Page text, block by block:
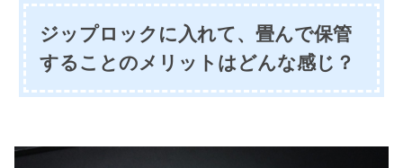
ジップロックに入れて、畳んで保管
することのメリットはどんな感じ？